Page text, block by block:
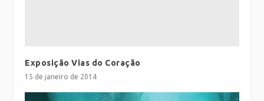
Exposição Vias do Coração
15 de janeiro de 2014